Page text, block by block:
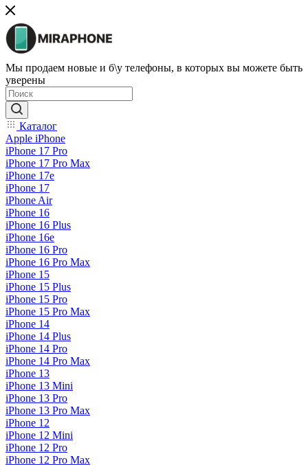
Мы продаем новые и б\у телефоны, в которых вы можете быть
уверены
Каталог
Apple iPhone
iPhone 17 Pro
iPhone 17 Pro Max
iPhone 17e
iPhone 17
iPhone Air
iPhone 16
iPhone 16 Plus
iPhone 16e
iPhone 16 Pro
iPhone 16 Pro Max
iPhone 15
iPhone 15 Plus
iPhone 15 Pro
iPhone 15 Pro Max
iPhone 14
iPhone 14 Plus
iPhone 14 Pro
iPhone 14 Pro Max
iPhone 13
iPhone 13 Mini
iPhone 13 Pro
iPhone 13 Pro Max
iPhone 12
iPhone 12 Mini
iPhone 12 Pro
iPhone 12 Pro Max